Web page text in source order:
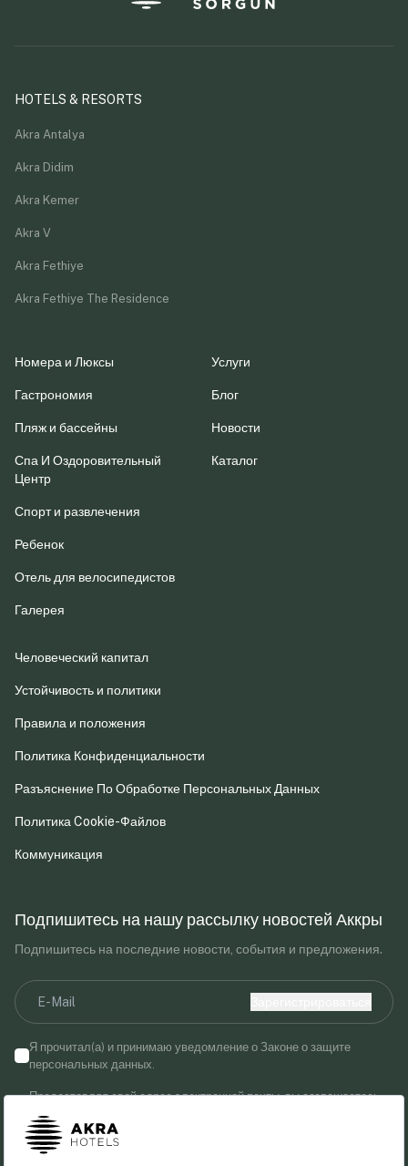
HOTELS & RESORTS
Akra Antalya
Akra Didim
Akra Kemer
Akra V
Akra Fethiye
Akra Fethiye The Residence
Номера и Люксы
Гастрономия
Пляж и бассейны
Спа И Оздоровительный
Центр
Спорт и развлечения
Ребенок
Отель для велосипедистов
Галерея
Услуги
Блог
Новости
Каталог
Человеческий капитал
Устойчивость и политики
Правила и положения
Политика Конфиденциальности
Разъяснение По Обработке Персональных Данных
Политика Cookie-Файлов
Коммуникация
Подпишитесь на нашу рассылку новостей Аккры
Подпишитесь на последние новости, события и предложения.
Я прочитал(а) и принимаю уведомление о Законе о защите
персональных данных.
Предоставляя свой адрес электронной почты, вы соглашаетесь
получать маркетинговые сообщения от Akra Hotels.